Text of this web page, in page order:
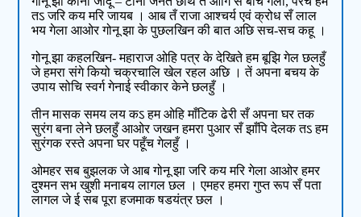
तऽ जरि कय मरि जायब । आब तँ राजा आश्‍चर्य एवं क्रोध सँ लाल
भय गेला आओर गोनू झा के पुछलखिन की बात अछि सच-सच कहू ।
गोनू झा कहलखिन- महाराज ओहि पत्र के देखिते हम बूझि गेल छलहुँ
जे हमरा संगे कियो चक्रचालि खेल रहल अछि । तें अपना बचय के
उपाय सोचि स्वर्ग गेनाई स्वीकार केने छलहुँ ।
तीन मासक समय लय कऽ हम ओहि माँटिक ढेरी सँ अपना घर तक
सुरंग बना लेने छलहुँ आओर जखन हमरा पुआर सँ झाँपि देलक तऽ हम
सुरंगक रस्ते अपना घर पहूँच गेलहुँ ।
ओमहर सब बुझलक जे आब गोनू झा जरि कय मरि गेला आओर हमर
दुश्मन सभ खुशी मनाबय लागल छल । एमहर हमरा गुप्त रूप सँ पता
लागल जे ई सब पूरा हजमाक षडयंत्र छल ।